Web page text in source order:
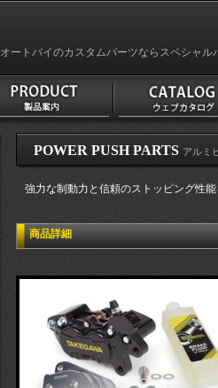
オートバイのカスタムパーツならスペシャル
POWER PUSH PARTS アルミ
強力な制動力と信頼のストッピング性
商品詳細